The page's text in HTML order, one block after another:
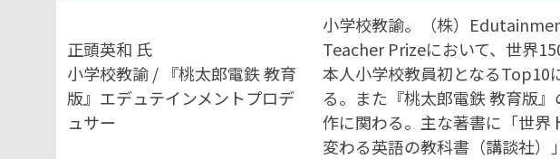
正頭英和 氏
小学校教諭 / 『桃太郎電鉄 教育
版』エデュテインメントプロデ
ュサー
小学校教諭。（株）
Teacher Prizeにおいて、世界
本人小学校教員初となるTop10
る。また『桃太郎電鉄 教育版
作に関わる。主な著書に「世界
変わる英語の教科書（講談社）